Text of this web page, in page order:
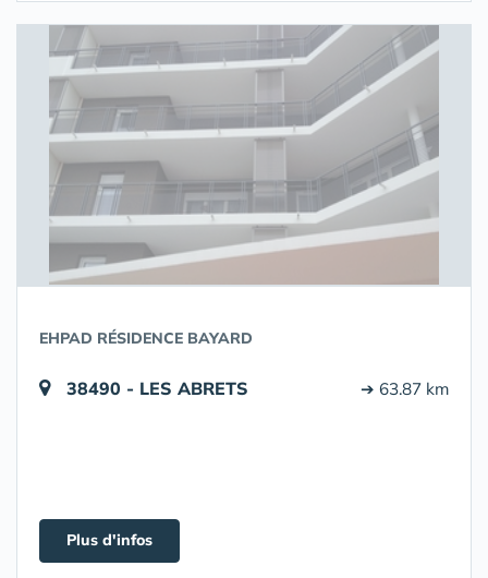
EHPAD RÉSIDENCE BAYARD
38490 - LES ABRETS ➔ 63.87 km
Plus d'infos